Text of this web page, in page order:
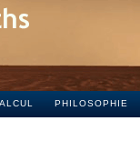
PHILOSOPHIE